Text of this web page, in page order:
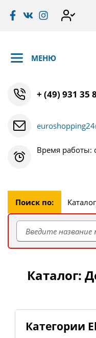
МЕНЮ
+ (49) 931 35
Время работы:
Поиск по:
Категории
Каталог: